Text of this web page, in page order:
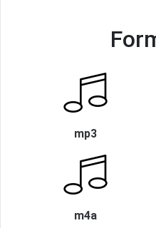
mp3
m4a